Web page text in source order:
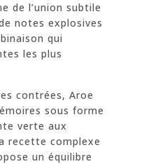
de l’union subtile
notes explosives
qui
les plus
contrées, Aroe
sous forme
verte aux
recette complexe
un équilibre